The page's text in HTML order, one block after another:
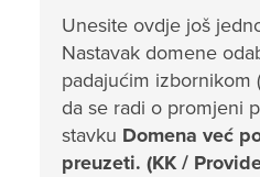
Unesite ovdje još
Nastavak domene
padajućim izbornikom
da se radi o promjeni
stavku Domena već
preuzeti. (KK /